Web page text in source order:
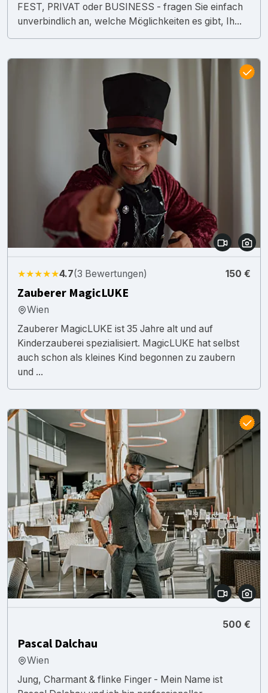
FEST, PRIVAT oder BUSINESS - fragen Sie einfach
unverbindlich an, welche Möglichkeiten es gibt, Ih...
★★★★★4.7(3 Bewertungen) 150 €
Zauberer MagicLUKE
Wien
Zauberer MagicLUKE ist 35 Jahre alt und auf
Kinderzauberei spezialisiert. MagicLUKE hat selbst
auch schon als kleines Kind begonnen zu zaubern
und ...
500 €
Pascal Dalchau
Wien
Jung, Charmant & flinke Finger - Mein Name ist